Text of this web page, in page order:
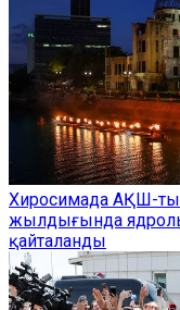
Хиросимада АҚШ-
жылдығында
қайталанды